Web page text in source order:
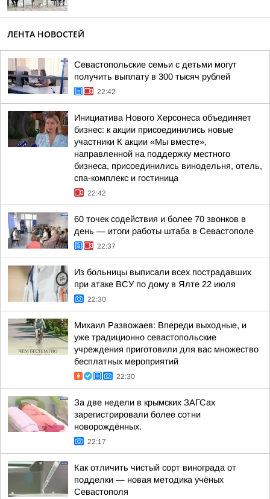
ЛЕНТА НОВОСТЕЙ
Севастопольские семьи с детьми могут
получить выплату в 300 тысяч рублей
22:42
Инициатива Нового Херсонеса объединяет
бизнес: к акции присоединились новые
участники К акции «Мы вместе»,
направленной на поддержку местного
бизнеса, присоединились винодельня, отель,
спа-комплекс и гостиница
22:42
60 точек содействия и более 70 звонков в
день — итоги работы штаба в Севастополе
22:37
Из больницы выписали всех пострадавших
при атаке ВСУ по дому в Ялте 22 июля
22:30
Михаил Развожаев: Впереди выходные, и
уже традиционно севастопольские
учреждения приготовили для вас множество
бесплатных мероприятий
22:30
За две недели в крымских ЗАГСах
зарегистрировали более сотни
новорождённых.
22:17
Как отличить чистый сорт винограда от
подделки — новая методика учёных
Севастополя